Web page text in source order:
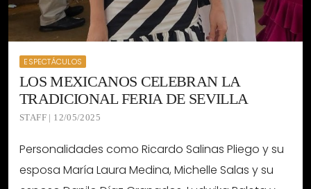
ESPECTÁCULOS
LOS MEXICANOS CELEBRAN LA
TRADICIONAL FERIA DE SEVILLA
STAFF | 12/05/2025
Personalidades como Ricardo Salinas Pliego y su
esposa María Laura Medina, Michelle Salas y su